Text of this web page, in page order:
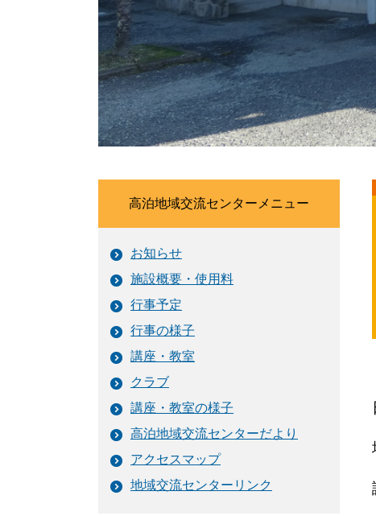
高泊地域交流センターメニュー
お知らせ
施設概要・使用料
行事予定
行事の様子
講座・教室
クラブ
講座・教室の様子
高泊地域交流センターだより
アクセスマップ
地域交流センターリンク